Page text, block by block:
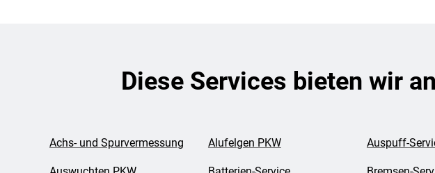
Diese Services bieten wir an
Achs- und Spurvermessung Alufelgen PKW Auspuff-